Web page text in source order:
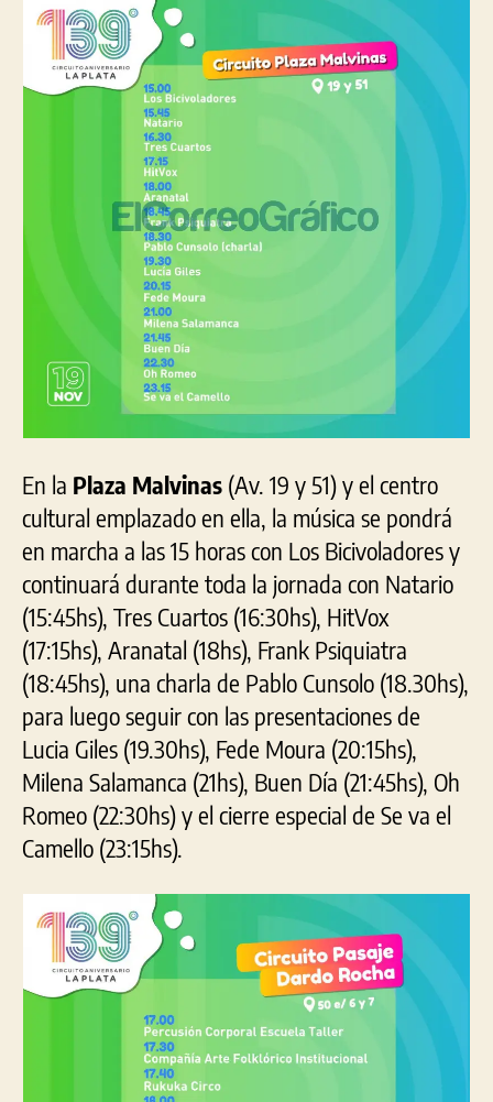
En la Plaza Malvinas (Av. 19 y 51) y el centro
cultural emplazado en ella, la música se pondrá
en marcha a las 15 horas con Los Bicivoladores y
continuará durante toda la jornada con Natario
(15:45hs), Tres Cuartos (16:30hs), HitVox
(17:15hs), Aranatal (18hs), Frank Psiquiatra
(18:45hs), una charla de Pablo Cunsolo (18.30hs),
para luego seguir con las presentaciones de
Lucia Giles (19.30hs), Fede Moura (20:15hs),
Milena Salamanca (21hs), Buen Día (21:45hs), Oh
Romeo (22:30hs) y el cierre especial de Se va el
Camello (23:15hs).